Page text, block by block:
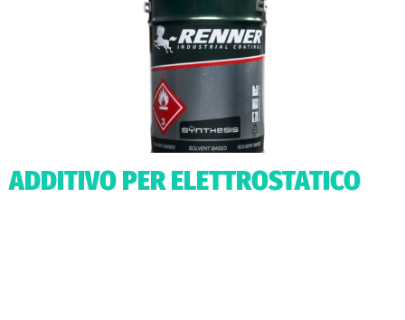
ADDITIVO PER ELETTROSTATICO